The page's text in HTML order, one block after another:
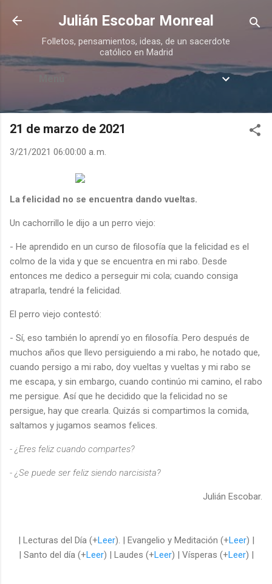
Ir al contenido principal
Julián Escobar Monreal
Folletos, pensamientos, ideas, de un sacerdote
católico en Madrid
Menú
21 de marzo de 2021
3/21/2021 06:00:00 a. m.
La felicidad no se encuentra dando vueltas.
Un cachorrillo le dijo a un perro viejo:
- He aprendido en un curso de filosofía que la felicidad es el
colmo de la vida y que se encuentra en mi rabo. Desde
entonces me dedico a perseguir mi cola; cuando consiga
atraparla, tendré la felicidad.
El perro viejo contestó:
- Sí, eso también lo aprendí yo en filosofía. Pero después de
muchos años que llevo persiguiendo a mi rabo, he notado que,
cuando persigo a mi rabo, doy vueltas y vueltas y mi rabo se
me escapa, y sin embargo, cuando continúo mi camino, el rabo
me persigue. Así que he decidido que la felicidad no se
persigue, hay que crearla. Quizás si compartimos la comida,
saltamos y jugamos seamos felices.
- ¿Eres feliz cuando compartes?
- ¿Se puede ser feliz siendo narcisista?
Julián Escobar.
| Lecturas del Día (+Leer). | Evangelio y Meditación (+Leer) |
| Santo del día (+Leer) | Laudes (+Leer) | Vísperas (+Leer) |